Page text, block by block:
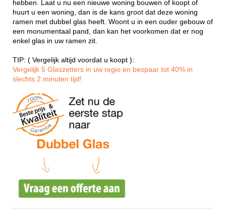
hebben. Laat u nu een nieuwe woning bouwen of koopt of
huurt u een woning, dan is de kans groot dat deze woning
ramen met dubbel glas heeft. Woont u in een ouder gebouw of
een monumentaal pand, dan kan het voorkomen dat er nog
enkel glas in uw ramen zit.
TIP: ( Vergelijk altijd voordat u koopt ):
Vergelijk 5 Glaszetters in uw regio en bespaar tot 40% in
slechts 2 minuten tijd!